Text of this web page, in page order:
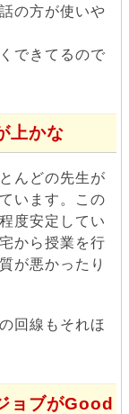
の方が使いや
できてるので
上かな
んどの先生が
います。この
度安定してい
から授業を行
が悪かったり
回線もそれほ
ョブがGood